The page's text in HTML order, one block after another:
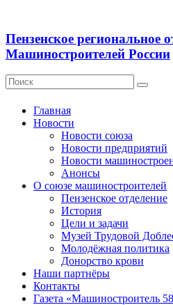
Пензенское региональное
Машиностроителей России
Главная
Новости
Новости союза
Новости предприятий
Новости
Анонсы
О союзе машиностроителей
Пензенское отделение
История
Цели и задачи
Музей Трудовой
Молодёжная политика
Донорство крови
Наши партнёры
Контакты
Газета «Машиностроитель